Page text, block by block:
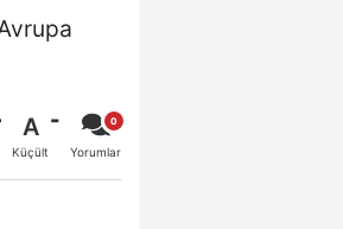
A
Küçült Yorumlar